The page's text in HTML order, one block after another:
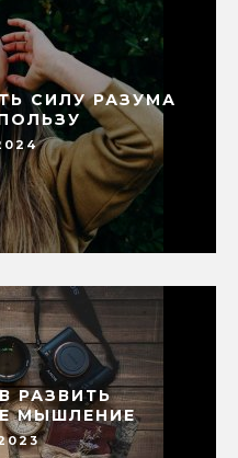
СИЛУ РАЗУМА
РАЗВИТЬ
МЫШЛЕНИЕ